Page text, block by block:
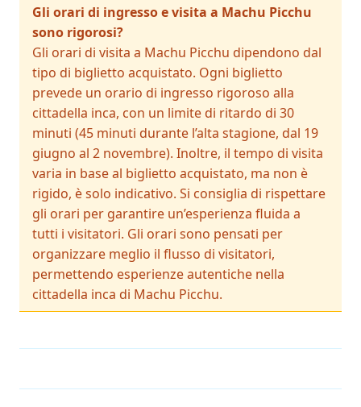
Gli orari di ingresso e visita a Machu Picchu
sono rigorosi?
Gli orari di visita a Machu Picchu dipendono dal
tipo di biglietto acquistato. Ogni biglietto
prevede un orario di ingresso rigoroso alla
cittadella inca, con un limite di ritardo di 30
minuti (45 minuti durante l’alta stagione, dal 19
giugno al 2 novembre). Inoltre, il tempo di visita
varia in base al biglietto acquistato, ma non è
rigido, è solo indicativo. Si consiglia di rispettare
gli orari per garantire un’esperienza fluida a
tutti i visitatori. Gli orari sono pensati per
organizzare meglio il flusso di visitatori,
permettendo esperienze autentiche nella
cittadella inca di Machu Picchu.